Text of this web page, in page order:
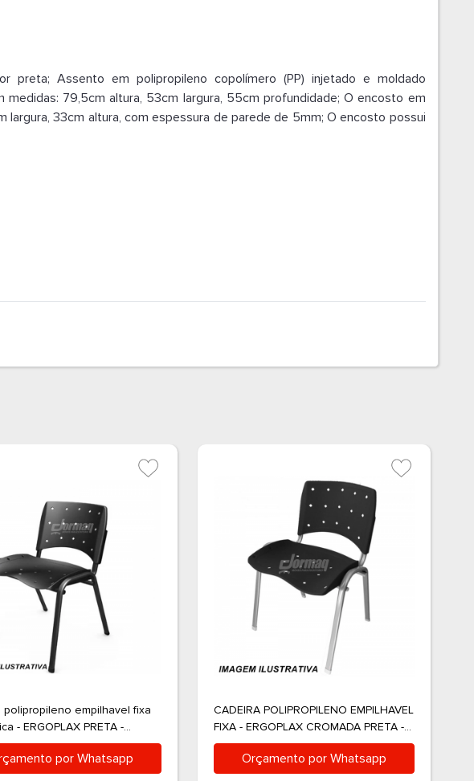
Assento em polipropileno copolímero (PP) injetado e moldado
79,5cm altura, 53cm largura, 55cm profundidade; O encosto em
33cm altura, com espessura de parede de 5mm; O encosto possui
polipropileno empilhavel fixa
- ERGOPLAX PRETA -
porWhatsapp
CADEIRA POLIPROPILENO EMPILHAVEL
FIXA - ERGOPLAX CROMADA PRETA -
34532CP
Orçamento porWhatsapp